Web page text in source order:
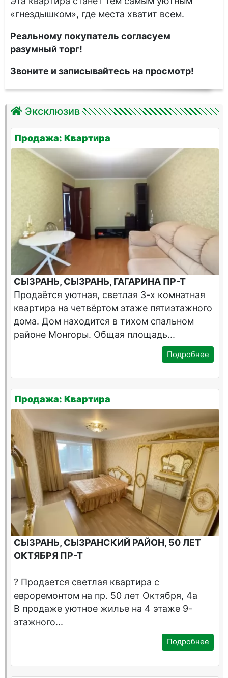
«гнездышком», где места хватит всем.
Реальному покупатель согласуем
разумный торг!
Звоните и записывайтесь на просмотр!
Эксклюзив
Продажа: Квартира
СЫЗРАНЬ, СЫЗРАНЬ, ГАГАРИНА ПР-Т
Продаётся уютная, светлая 3-х комнатная
квартира на четвёртом этаже пятиэтажного
дома. Дом находится в тихом спальном
районе Монгоры. Общая площадь...
Подробнее
Продажа: Квартира
СЫЗРАНЬ, СЫЗРАНСКИЙ РАЙОН, 50 ЛЕТ
ОКТЯБРЯ ПР-Т
? Продается светлая квартира с
евроремонтом на пр. 50 лет Октября, 4а
В продаже уютное жилье на 4 этаже 9-
этажного...
Подробнее